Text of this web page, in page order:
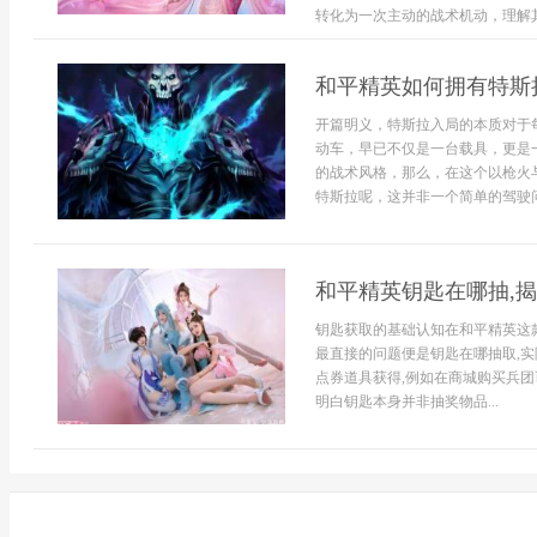
转化为一次主动的战术机动，理解
和平精英如何拥有特
开篇明义，特斯拉入局的本质对
动车，早已不仅是一台载具，更
的战术风格，那么，在这个以枪
特斯拉呢，这并非一个简单的驾驶
和平精英钥匙在哪抽,
钥匙获取的基础认知在和平精英
最直接的问题便是钥匙在哪抽取,
点券道具获得,例如在商城购买兵
明白钥匙本身并非抽奖物品...